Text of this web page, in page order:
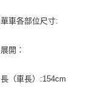
單車各部位尺寸:
展開：
長（車長）:154cm